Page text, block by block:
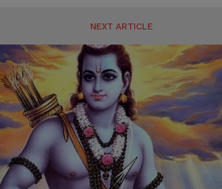
NEXT ARTICLE